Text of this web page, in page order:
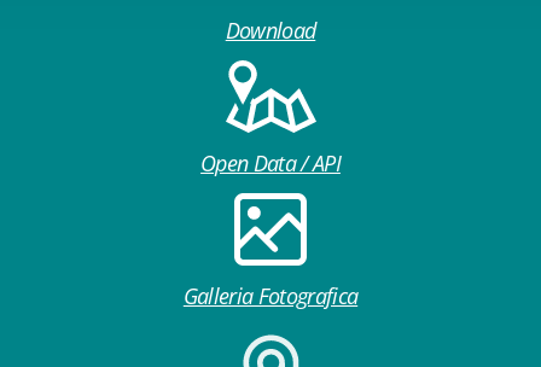
Download
Open Data / API
Galleria Fotografica